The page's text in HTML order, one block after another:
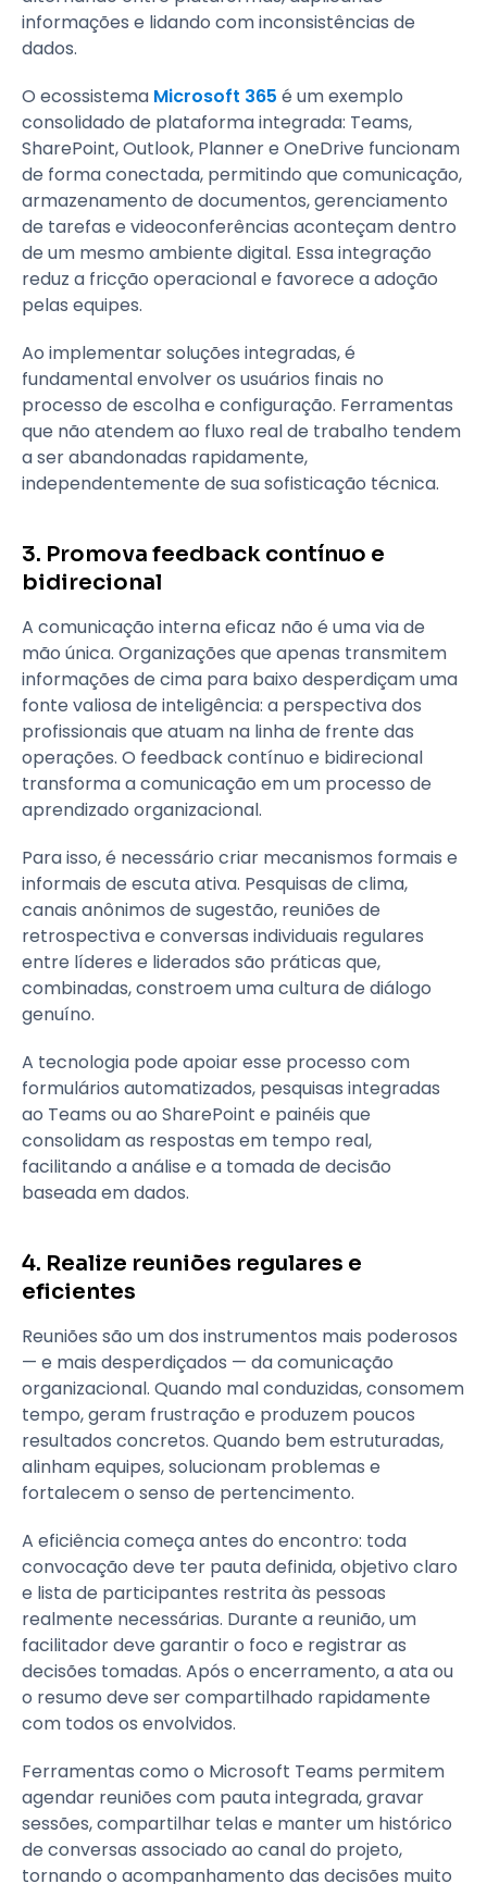
informações e lidando com inconsistências de
dados.
O ecossistema Microsoft 365 é um exemplo
consolidado de plataforma integrada: Teams,
SharePoint, Outlook, Planner e OneDrive funcionam
de forma conectada, permitindo que comunicação,
armazenamento de documentos, gerenciamento
de tarefas e videoconferências aconteçam dentro
de um mesmo ambiente digital. Essa integração
reduz a fricção operacional e favorece a adoção
pelas equipes.
Ao implementar soluções integradas, é
fundamental envolver os usuários finais no
processo de escolha e configuração. Ferramentas
que não atendem ao fluxo real de trabalho tendem
a ser abandonadas rapidamente,
independentemente de sua sofisticação técnica.
3. Promova feedback contínuo e
bidirecional
A comunicação interna eficaz não é uma via de
mão única. Organizações que apenas transmitem
informações de cima para baixo desperdiçam uma
fonte valiosa de inteligência: a perspectiva dos
profissionais que atuam na linha de frente das
operações. O feedback contínuo e bidirecional
transforma a comunicação em um processo de
aprendizado organizacional.
Para isso, é necessário criar mecanismos formais e
informais de escuta ativa. Pesquisas de clima,
canais anônimos de sugestão, reuniões de
retrospectiva e conversas individuais regulares
entre líderes e liderados são práticas que,
combinadas, constroem uma cultura de diálogo
genuíno.
A tecnologia pode apoiar esse processo com
formulários automatizados, pesquisas integradas
ao Teams ou ao SharePoint e painéis que
consolidam as respostas em tempo real,
facilitando a análise e a tomada de decisão
baseada em dados.
4. Realize reuniões regulares e
eficientes
Reuniões são um dos instrumentos mais poderosos
— e mais desperdiçados — da comunicação
organizacional. Quando mal conduzidas, consomem
tempo, geram frustração e produzem poucos
resultados concretos. Quando bem estruturadas,
alinham equipes, solucionam problemas e
fortalecem o senso de pertencimento.
A eficiência começa antes do encontro: toda
convocação deve ter pauta definida, objetivo claro
e lista de participantes restrita às pessoas
realmente necessárias. Durante a reunião, um
facilitador deve garantir o foco e registrar as
decisões tomadas. Após o encerramento, a ata ou
o resumo deve ser compartilhado rapidamente
com todos os envolvidos.
Ferramentas como o Microsoft Teams permitem
agendar reuniões com pauta integrada, gravar
sessões, compartilhar telas e manter um histórico
de conversas associado ao canal do projeto,
tornando o acompanhamento das decisões muito